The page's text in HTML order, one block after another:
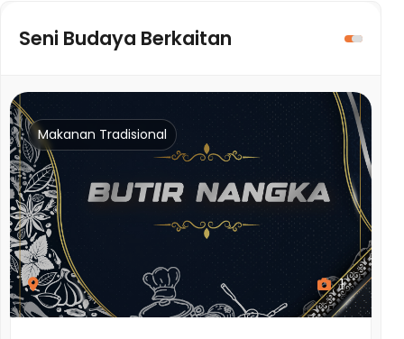
Seni Budaya Berkaitan
Makanan Tradisional
1